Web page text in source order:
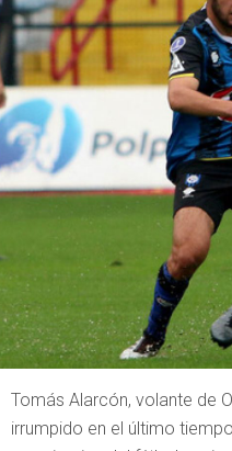
Tomás Alarcón, volante de
irrumpido en el último